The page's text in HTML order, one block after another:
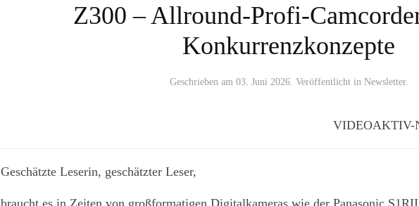
Z300 – Allround-Profi-
Konkurrenzkonzepte
Geschrieben am 03. Juni 2026. Veröffentlicht in Newsletter.
VIDEOAKTIV-
Geschätzte Leserin, geschätzter Leser,
braucht es in Zeiten von großformatigen Digitalkameras wie der Panasonic